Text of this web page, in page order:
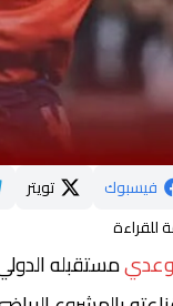
فيسبوك تويتر
مستقبله